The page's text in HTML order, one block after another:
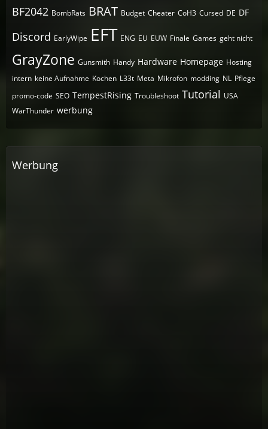
BF2042 BombRats BRAT Budget Cheater CoH3 Cursed DE DF
Discord EarlyWipe EFT ENG EU EUW Finale Games geht nicht
GrayZone Gunsmith Handy Hardware Homepage Hosting
intern keine Aufnahme Kochen L33t Meta Mikrofon modding NL Pflege
promo-code SEO TempestRising Troubleshoot Tutorial USA
WarThunder werbung
Werbung